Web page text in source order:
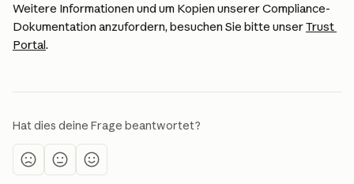
Weitere Informationen und um Kopien unserer Compliance-
Dokumentation anzufordern, besuchen Sie bitte unser Trust
Portal.
Hat dies deine Frage beantwortet?